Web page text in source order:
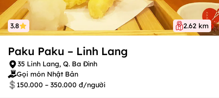
3.8 2.62 km
Paku Paku – Linh Lang
35 Linh Lang, Q. Ba Đình
Gọi món Nhật Bản
150.000 – 350.000 đ/người